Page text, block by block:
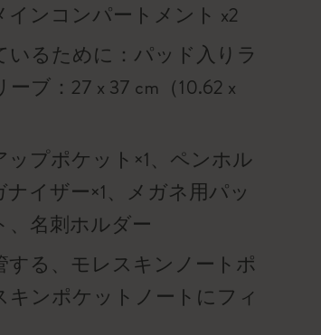
インコンパートメント x2
いるために：パッド入りラ
ブ：27 x 37 cm（10.62 x
プポケット×1、ペンホル
イザー×1、メガネ用パッ
、名刺ホルダー
する、モレスキンノートポ
キンポケットノートにフィ